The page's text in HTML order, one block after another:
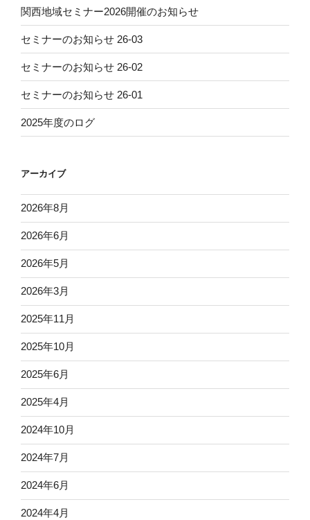
関西地域セミナー2026開催のお知らせ
セミナーのお知らせ 26-03
セミナーのお知らせ 26-02
セミナーのお知らせ 26-01
2025年度のログ
アーカイブ
2026年8月
2026年6月
2026年5月
2026年3月
2025年11月
2025年10月
2025年6月
2025年4月
2024年10月
2024年7月
2024年6月
2024年4月